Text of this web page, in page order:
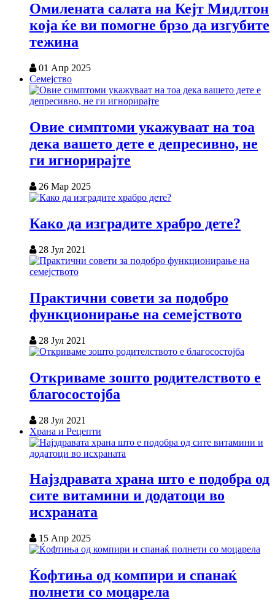
Омилената салата на Кејт Мидлтон
која ќе ви помогне брзо да изгубите
тежина
01 Апр 2025
Семејство
Овие симптоми укажуваат на тоа
дека вашето дете е депресивно, не
ги игнорирајте
26 Мар 2025
Како да изградите храбро дете?
28 Јул 2021
Практични совети за подобро
функционирање на семејството
28 Јул 2021
Откриваме зошто родителството е
благосостојба
28 Јул 2021
Храна и Рецепти
Најздравата храна што е подобра од
сите витамини и додатоци во
исхраната
15 Апр 2025
Ќофтиња од компири и спанаќ
полнети со моцарела